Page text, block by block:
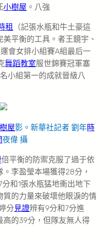
小樹屋 。八強
租
（記張水瓶和牛土豪這
平衡的工具。者王鏡宇、
會女排小組賽A組最后一
舞蹈教室服世錦賽冠軍塞
小組第一的成就晉級八
屋影。新華社記者 劉年時
夜偉 攝
倍平衡的防禦克服了過于依
李盈瑩本場獲得28分，
和1張水瓶猛地衝出地下
的力量來破壞他眼淚的情
分見證辨有9分和7分進
高的39分，但隊友無人得